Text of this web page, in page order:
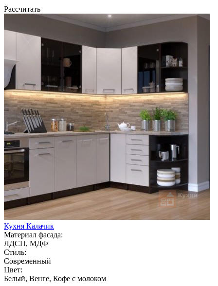
Рассчитать
Кухня Калачик
Материал фасада:
ЛДСП, МДФ
Стиль:
Современный
Цвет:
Белый, Венге, Кофе с молоком